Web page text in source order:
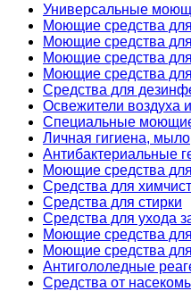
Универсальные
Моющие средства
Моющие средства для
Моющие средства
Моющие средства для
Средства для
Освежители воздуха
Специальные моющие
Личная гигиена, мыло
Антибактериальные
Моющие средства
Средства для
Средства для стирки
Средства для ухода
Моющие средства
Моющие средства
Антигололедные
Средства от